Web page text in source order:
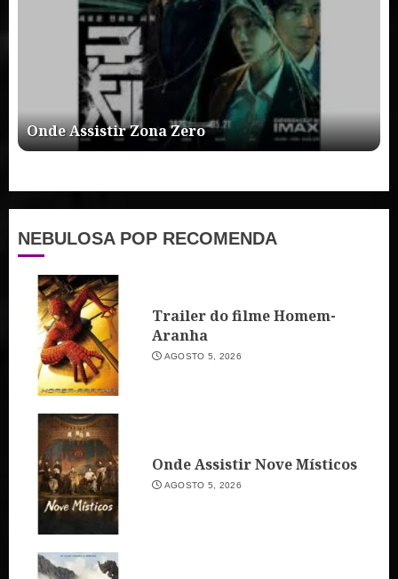
Onde Assistir Zona Zero
NEBULOSA POP RECOMENDA
Trailer do filme Homem-
Aranha
AGOSTO 5, 2026
Onde Assistir Nove Místicos
AGOSTO 5, 2026